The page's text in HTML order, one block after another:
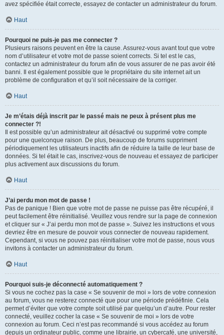
avez spécifiée était correcte, essayez de contacter un administrateur du forum.
Haut
Pourquoi ne puis-je pas me connecter ?
Plusieurs raisons peuvent en être la cause. Assurez-vous avant tout que votre
nom d’utilisateur et votre mot de passe soient corrects. Si tel est le cas,
contactez un administrateur du forum afin de vous assurer de ne pas avoir été
banni. Il est également possible que le propriétaire du site internet ait un
problème de configuration et qu’il soit nécessaire de la corriger.
Haut
Je m’étais déjà inscrit par le passé mais ne peux à présent plus me
connecter ?!
Il est possible qu’un administrateur ait désactivé ou supprimé votre compte
pour une quelconque raison. De plus, beaucoup de forums suppriment
périodiquement les utilisateurs inactifs afin de réduire la taille de leur base de
données. Si tel était le cas, inscrivez-vous de nouveau et essayez de participer
plus activement aux discussions du forum.
Haut
J’ai perdu mon mot de passe !
Pas de panique ! Bien que votre mot de passe ne puisse pas être récupéré, il
peut facilement être réinitialisé. Veuillez vous rendre sur la page de connexion
et cliquer sur « J’ai perdu mon mot de passe ». Suivez les instructions et vous
devriez être en mesure de pouvoir vous connecter de nouveau rapidement.
Cependant, si vous ne pouvez pas réinitialiser votre mot de passe, nous vous
invitons à contacter un administrateur du forum.
Haut
Pourquoi suis-je déconnecté automatiquement ?
Si vous ne cochez pas la case « Se souvenir de moi » lors de votre connexion
au forum, vous ne resterez connecté que pour une période prédéfinie. Cela
permet d’éviter que votre compte soit utilisé par quelqu’un d’autre. Pour rester
connecté, veuillez cocher la case « Se souvenir de moi » lors de votre
connexion au forum. Ceci n’est pas recommandé si vous accédez au forum
depuis un ordinateur public, comme une librairie, un cybercafé, une université,